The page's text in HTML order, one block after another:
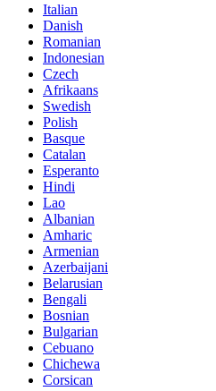
Italian
Danish
Romanian
Indonesian
Czech
Afrikaans
Swedish
Polish
Basque
Catalan
Esperanto
Hindi
Lao
Albanian
Amharic
Armenian
Azerbaijani
Belarusian
Bengali
Bosnian
Bulgarian
Cebuano
Chichewa
Corsican